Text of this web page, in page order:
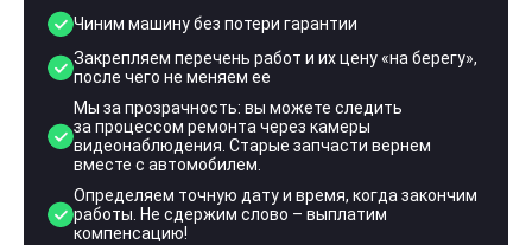
Чиним машину без потери гарантии
Закрепляем перечень работ и их цену «на берегу»,
после чего не меняем ее
Мы за прозрачность: вы можете следить
за процессом ремонта через камеры
видеонаблюдения. Старые запчасти вернем
вместе с автомобилем.
Определяем точную дату и время, когда закончим
работы. Не сдержим слово – выплатим
компенсацию!